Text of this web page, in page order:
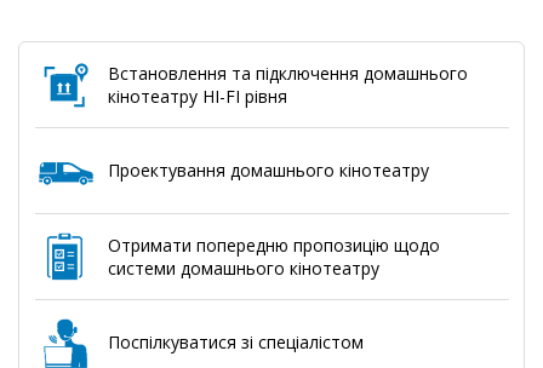
Встановлення та підключення домашнього
кінотеатру HI-FI рівня
Проектування домашнього кінотеатру
Отримати попередню пропозицію щодо
системи домашнього кінотеатру
Поспілкуватися зі спеціалістом